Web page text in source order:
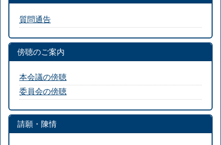
質問通告
傍聴のご案内
本会議の傍聴
委員会の傍聴
請願・陳情